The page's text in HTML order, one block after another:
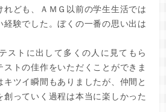
れども、ＡＭＧ以前の学生生活では
経験でした。ぼくの一番の思い出は
ストに出して多くの人に見てもら
トの佳作をいただくことができま
キツイ瞬間もありましたが、仲間と
っていく過程は本当に楽しかった